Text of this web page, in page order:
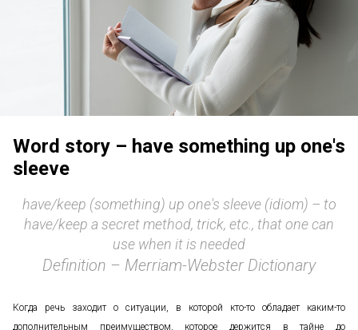
Word story – have something up one's
sleeve
have/keep (something) up one's sleeve (idiom) – to
have/keep a secret method, trick, etc., that one can
use when it is needed
Definition – Merriam-Webster Dictionary
Когда речь заходит о ситуации, в которой кто-то обладает каким-то
дополнительным преимуществом, которое держится в тайне до